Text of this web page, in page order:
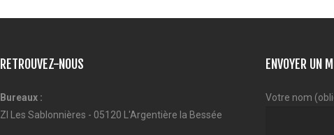
RETROUVEZ-NOUS
Bureaux :
ZI Les Sablonnières - 05120 L'Argentière la Bessée
ENVOYER UN
Votre nom